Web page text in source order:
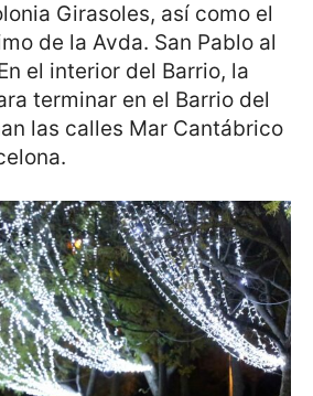
Girasoles, así como el
de la Avda. San Pablo al
el interior del Barrio, la
terminar en el Barrio del
las calles Mar Cantábrico